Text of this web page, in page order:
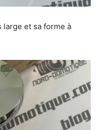
large et sa forme à